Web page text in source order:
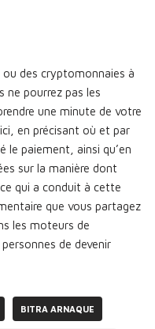
ou des cryptomonnaies à
ne pourrez pas les
une minute de votre
en précisant où et par
le paiement, ainsi qu’en
sur la manière dont
qui a conduit à cette
que vous partagez
les moteurs de
de devenir
BITRA ARNAQUE